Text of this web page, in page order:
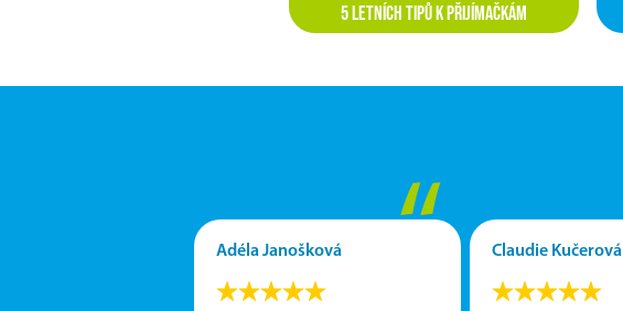
5 letních tipů k přijímačkám
Adéla Janošková “ Claudie Kučerová